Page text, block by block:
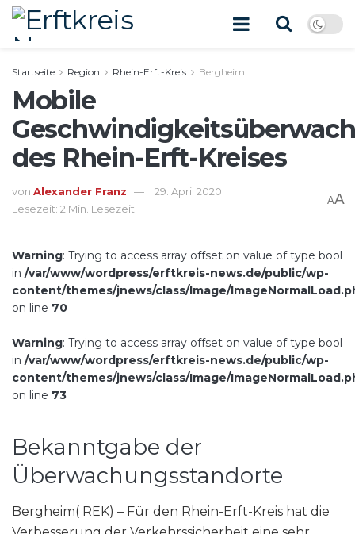
Startseite Region Rhein-Erft-Kreis Bergheim
Mobile
des Rhein-Erft-Kreises
von Alexander Franz
29. April 2020
Lesezeit: 2 Min. Lesezeit
AA
Warning: Trying to access array offset on value of type bool
in /var/www/wordpress/erftkreis-news.de/public/wp-
content/themes/jnews/class/Image/
on line 70
Warning: Trying to access array offset on value of type bool
in /var/www/wordpress/erftkreis-news.de/public/wp-
content/themes/jnews/class/Image/
on line 73
Bekanntgabe der
Überwachungsstandorte
Bergheim( REK) – Für den Rhein-Erft-Kreis hat die